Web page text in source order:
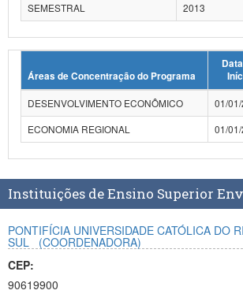
Planalto
SEMESTRAL
2013
Áreas de Concentração do Programa
DESENVOLVIMENTO ECONÔMICO
01/
ECONOMIA REGIONAL
01/
Instituições de Ensino Superior
PONTIFÍCIA UNIVERSIDADE CATÓLICA DO
SUL
(COORDENADORA)
CEP:
90619900